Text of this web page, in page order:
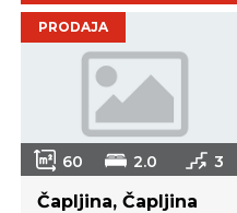
PRODAJA
60 2.0 3
Čapljina, Čapljina